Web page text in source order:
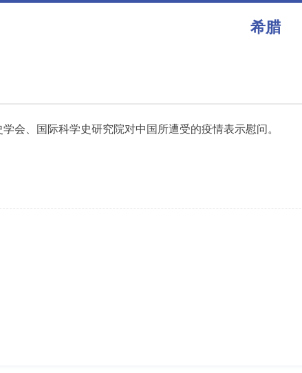
希腊
、国际科学史研究院对中国所遭受的疫情表示慰问。